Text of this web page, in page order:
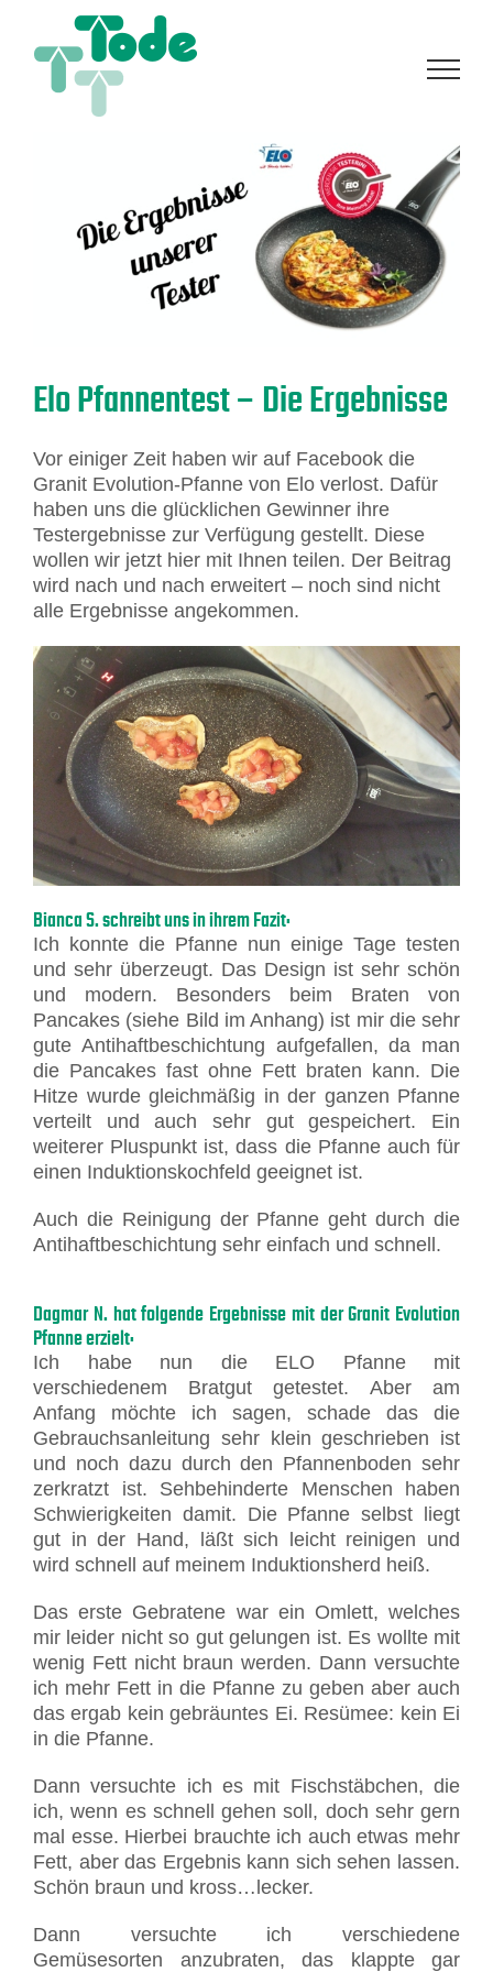
springen
Elo Pfannentest – Die Ergebnisse
Vor einiger Zeit haben wir auf Facebook die
Granit Evolution-Pfanne von Elo verlost. Dafür
haben uns die glücklichen Gewinner ihre
Testergebnisse zur Verfügung gestellt. Diese
wollen wir jetzt hier mit Ihnen teilen. Der Beitrag
wird nach und nach erweitert – noch sind nicht
alle Ergebnisse angekommen.
Bianca S. schreibt uns in ihrem Fazit:
Ich konnte die Pfanne nun einige Tage testen
und sehr überzeugt. Das Design ist sehr schön
und modern. Besonders beim Braten von
Pancakes (siehe Bild im Anhang) ist mir die sehr
gute Antihaftbeschichtung aufgefallen, da man
die Pancakes fast ohne Fett braten kann. Die
Hitze wurde gleichmäßig in der ganzen Pfanne
verteilt und auch sehr gut gespeichert. Ein
weiterer Pluspunkt ist, dass die Pfanne auch für
einen Induktionskochfeld geeignet ist.
Auch die Reinigung der Pfanne geht durch die
Antihaftbeschichtung sehr einfach und schnell.
Dagmar N. hat folgende Ergebnisse mit der Granit Evolution
Pfanne erzielt:
Ich habe nun die ELO Pfanne mit
verschiedenem Bratgut getestet. Aber am
Anfang möchte ich sagen, schade das die
Gebrauchsanleitung sehr klein geschrieben ist
und noch dazu durch den Pfannenboden sehr
zerkratzt ist. Sehbehinderte Menschen haben
Schwierigkeiten damit. Die Pfanne selbst liegt
gut in der Hand, läßt sich leicht reinigen und
wird schnell auf meinem Induktionsherd heiß.
Das erste Gebratene war ein Omlett, welches
mir leider nicht so gut gelungen ist. Es wollte mit
wenig Fett nicht braun werden. Dann versuchte
ich mehr Fett in die Pfanne zu geben aber auch
das ergab kein gebräuntes Ei. Resümee: kein Ei
in die Pfanne.
Dann versuchte ich es mit Fischstäbchen, die
ich, wenn es schnell gehen soll, doch sehr gern
mal esse. Hierbei brauchte ich auch etwas mehr
Fett, aber das Ergebnis kann sich sehen lassen.
Schön braun und kross…lecker.
Dann versuchte ich verschiedene
Gemüsesorten anzubraten, das klappte gar